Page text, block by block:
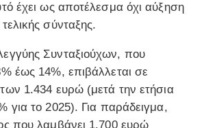
έχει ως αποτέλεσμα όχι αύξηση
σύνταξης.
Συνταξιούχων, που
έως 14%, επιβάλλεται σε
1.434 ευρώ (μετά την ετήσια
για το 2025). Για παράδειγμα,
που λαμβάνει 1.700 ευρώ